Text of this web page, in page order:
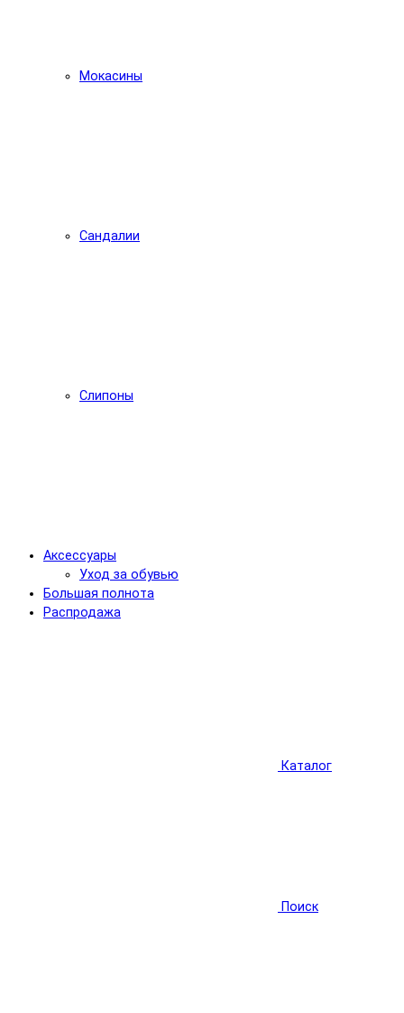
Мокасины
Сандалии
Слипоны
Аксессуары
Уход за обувью
Большая полнота
Распродажа
Каталог
Поиск